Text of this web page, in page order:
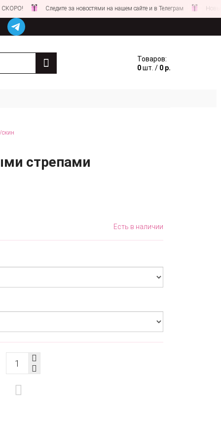
Следите за новостями на нашем сайте и в Телеграм Новые
Товаров:
0шт. / 0 р.
стрепами
Есть в наличии